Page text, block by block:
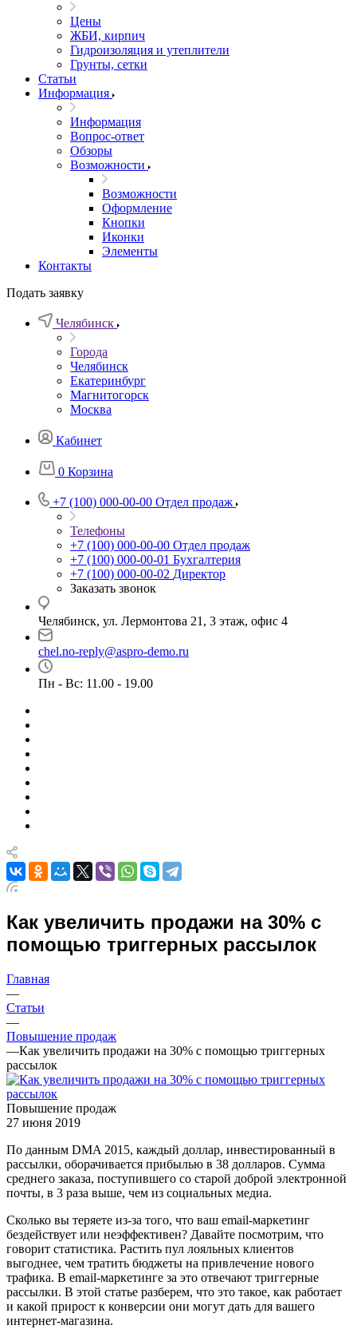
Цены
ЖБИ, кирпич
Гидроизоляция и утеплители
Грунты, сетки
Статьи
Информация
Информация
Вопрос-ответ
Обзоры
Возможности
Возможности
Оформление
Кнопки
Иконки
Элементы
Контакты
Подать заявку
Челябинск
Города
Челябинск
Екатеринбург
Магнитогорск
Москва
Кабинет
0 Корзина
+7 (100) 000-00-00 Отдел продаж
Телефоны
+7 (100) 000-00-00 Отдел продаж
+7 (100) 000-00-01 Бухгалтерия
+7 (100) 000-00-02 Директор
Заказать звонок
Челябинск, ул. Лермонтова 21, 3 этаж, офис 4
chel.no-reply@aspro-demo.ru
Пн - Вс: 11.00 - 19.00
Как увеличить продажи на 30% с
помощью триггерных рассылок
Главная
—
Статьи
—
Повышение продаж
—Как увеличить продажи на 30% с помощью триггерных
рассылок
Повышение продаж
27 июня 2019
По данным DMA 2015, каждый доллар, инвестированный в
рассылки, оборачивается прибылью в 38 долларов. Сумма
среднего заказа, поступившего со старой доброй электронной
почты, в 3 раза выше, чем из социальных медиа.
Сколько вы теряете из-за того, что ваш email-маркетинг
бездействует или неэффективен? Давайте посмотрим, что
говорит статистика. Растить пул лояльных клиентов
выгоднее, чем тратить бюджеты на привлечение нового
трафика. В email-маркетинге за это отвечают триггерные
рассылки. В этой статье разберем, что это такое, как работает
и какой прирост к конверсии они могут дать для вашего
интернет-магазина.